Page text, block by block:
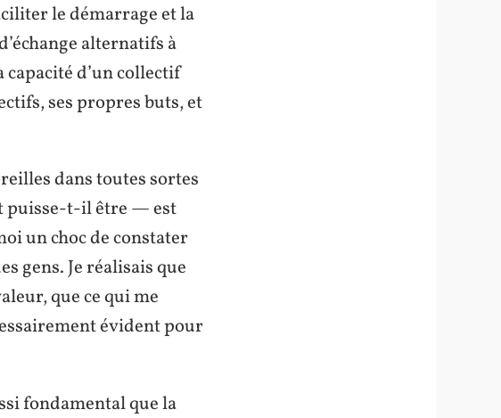
le démarrage et la
alternatifs à
capacité d’un collectif
ses propres buts, et
dans toutes sortes
puisse-t-il être — est
un choc de constater
gens. Je réalisais que
que ce qui me
évident pour
fondamental que la